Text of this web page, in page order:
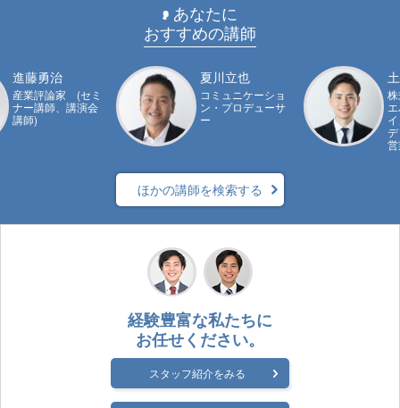
あなたに
おすすめの講師
進藤勇治
産業評論家 (セミ
ナー講師、講演会
講師)
夏川立也
コミュニケーショ
ン・プロデューサ
ー
ほかの講師を検索する
経験豊富な私たちに
お任せください。
スタッフ紹介をみる